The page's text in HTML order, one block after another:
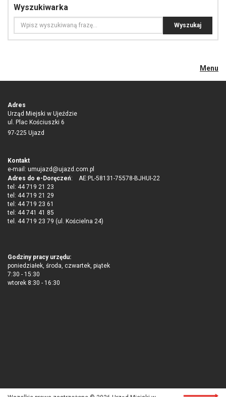
Wyszukiwarka
Menu
Adres
Urząd Miejski w Ujeździe
ul. Plac Kościuszki 6
97-225 Ujazd
Kontakt
e-mail: umujazd@ujazd.com.pl
Adres do e-Doręczeń: AE:PL-58131-75578-BJHUI-22
tel: 44 719 21 23
tel: 44 719 21 29
tel: 44 719 23 61
tel: 44 741 41 85
tel. 44 719 23 79 (ul. Kościelna 24)
Godziny pracy urzędu:
poniedziałek, środa, czwartek, piątek
7:30 - 15:30
wtorek 8:30 - 16:30